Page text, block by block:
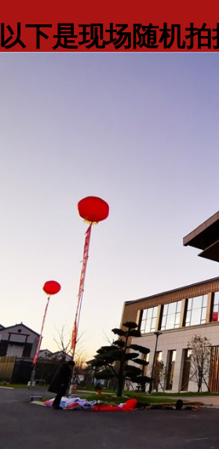
以下是现场随机